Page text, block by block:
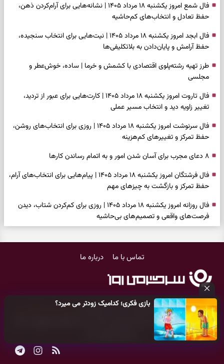
بازی فکری؛ کدامیک زودتر می میرد؟
فال شمع امروز یکشنبه ۱۸ مرداد ۱۴۰۵ | نشانه‌هایی برای آرام‌کردن ذهن،
حفظ تعادل و انتخاب‌های کم‌حاشیه
فال ابجد امروز یکشنبه ۱۸ مرداد ۱۴۰۵ | نیت‌هایی برای انتخاب سنجیده،
حفظ آرامش و پایان‌دادن به بلاتکلیفی‌ها
طرز تهیه رشته‌پلوی اقتصادی با کشمش و خرما | ساده، خوش‌عطر و
مجلسی
فال تاروت امروز یکشنبه ۱۸ مرداد ۱۴۰۵ | کارت‌هایی برای عبور از تردید،
تغییر زاویه دید و انتخاب مسیر عملی
فال سرنوشت امروز یکشنبه ۱۸ مرداد ۱۴۰۵ | روزی برای انتخاب‌های روشن،
حفظ تمرکز و تغییرهای کم‌هزینه
۸ دعای مجرب برای آسان شدن امور و به اتمام رساندن کار‌ها
فال فرشتگان امروز یکشنبه ۱۸ مرداد ۱۴۰۵ | پیام‌هایی برای انتخاب‌های آرام،
حفظ تمرکز و بازگشت به چیزهای مهم
فال روزانه امروز یکشنبه ۱۸ مرداد ۱۴۰۵ | روزی برای کم‌کردن شتاب، دیدن
فرصت‌های واقعی و تصمیم‌های بی‌حاشیه
واقعی، کم‌کردن بار اضافه و تصمیم بدون عجله
حفظ چیزهایی که ارزش ماندن دارند
دعای نجات از گرفتاری، غم و فقر؛ وقتی راه‌ها بسته شد این دعای معتبر را
بخوانید
فال فرشتگان امروز شنبه ۱۷ مرداد ۱۴۰۵ | پیام‌هایی برای شروع سنجیده،
تماس با ما درباره ما
کلیه حقوق مادی و معنوی این سایت متعلق بهپایگاه خبری سرگرمی روز
می‌باشد و هر گونه کپی‌برداری توسط دیگر سایت‌ها